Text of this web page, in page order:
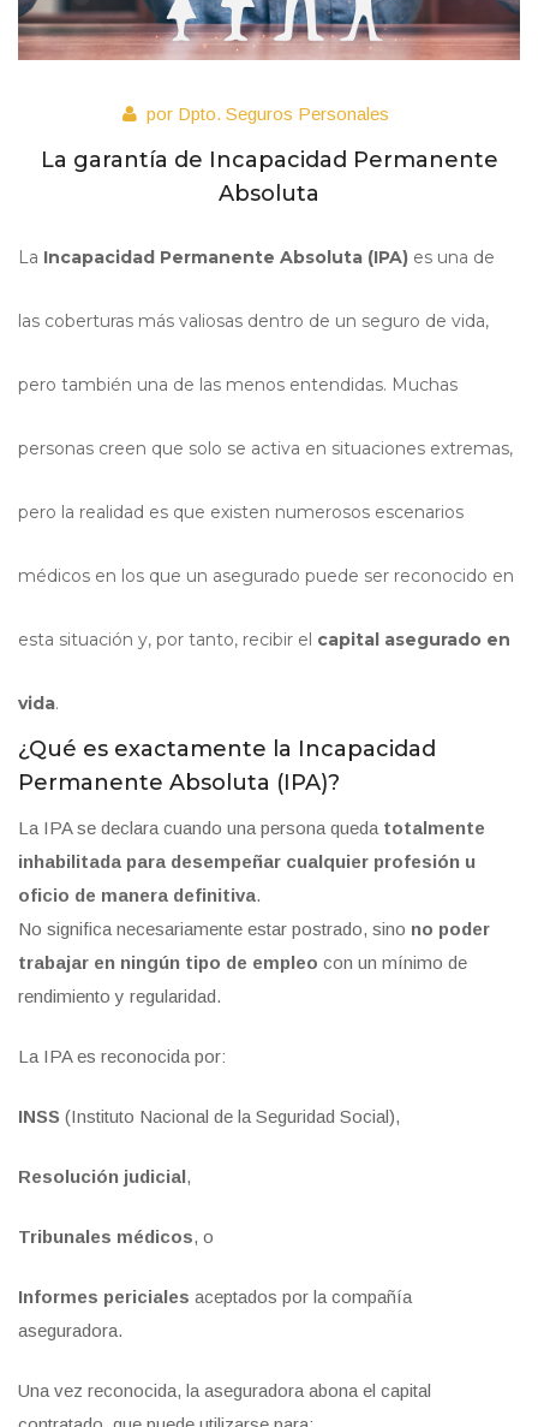
por Dpto. Seguros Personales
La garantía de Incapacidad Permanente
Absoluta
La Incapacidad Permanente Absoluta (IPA) es una de
las coberturas más valiosas dentro de un seguro de vida,
pero también una de las menos entendidas. Muchas
personas creen que solo se activa en situaciones extremas,
pero la realidad es que existen numerosos escenarios
médicos en los que un asegurado puede ser reconocido en
esta situación y, por tanto, recibir el capital asegurado en
vida.
¿Qué es exactamente la Incapacidad
Permanente Absoluta (IPA)?
La IPA se declara cuando una persona queda totalmente
inhabilitada para desempeñar cualquier profesión u
oficio de manera definitiva.
No significa necesariamente estar postrado, sino no poder
trabajar en ningún tipo de empleo con un mínimo de
rendimiento y regularidad.
La IPA es reconocida por:
INSS (Instituto Nacional de la Seguridad Social),
Resolución judicial ,
Tribunales médicos, o
Informes periciales aceptados por la compañía
aseguradora.
Una vez reconocida, la aseguradora abona el capital